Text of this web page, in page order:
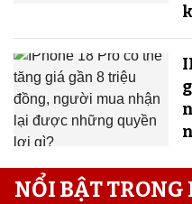
NỔI BẬT TRONG